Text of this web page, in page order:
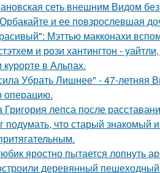
сеть внешним Видом
и ее повзрослевшая
Мэттью макконахи
и рози хантингтон -
в Альпах.
Убрать Лишнее" - 47-летняя
операцию.
Григория лепса после
подумать, что старый знакомый
яростно пытается лопнуть
деревянный